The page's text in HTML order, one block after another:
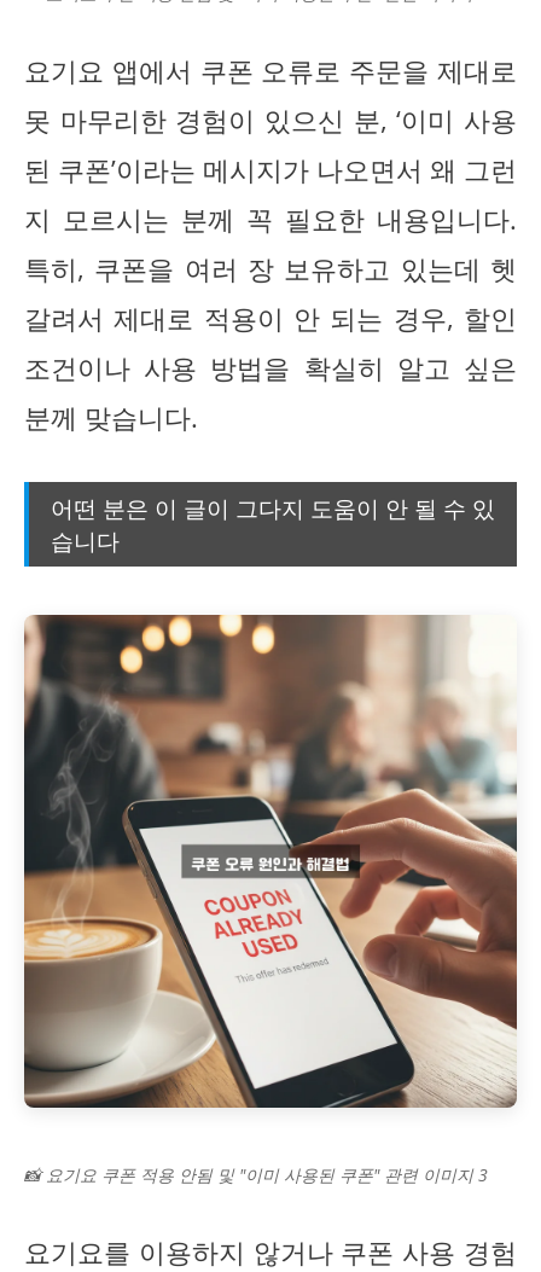
요기요 앱에서 쿠폰 오류로 주문을 제대로
못 마무리한 경험이 있으신 분, ‘이미 사용
된 쿠폰’이라는 메시지가 나오면서 왜 그런
지 모르시는 분께 꼭 필요한 내용입니다.
특히, 쿠폰을 여러 장 보유하고 있는데 헷
갈려서 제대로 적용이 안 되는 경우, 할인
조건이나 사용 방법을 확실히 알고 싶은
분께 맞습니다.
어떤 분은 이 글이 그다지 도움이 안 될 수 있
습니다
📸 요기요 쿠폰 적용 안됨 및 "이미 사용된 쿠폰" 관련 이미지 3
요기요를 이용하지 않거나 쿠폰 사용 경험